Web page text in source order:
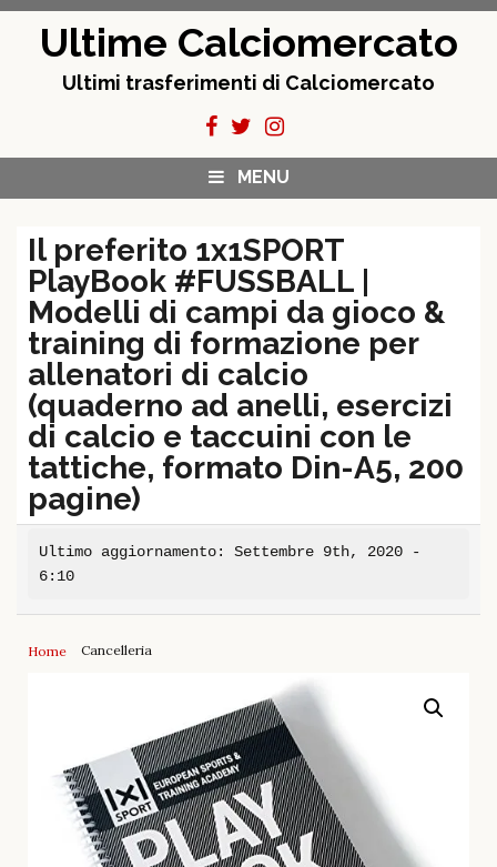
Ultime Calciomercato
Ultimi trasferimenti di Calciomercato
MENU
Il preferito 1x1SPORT
PlayBook #FUSSBALL |
Modelli di campi da gioco &
training di formazione per
allenatori di calcio
(quaderno ad anelli, esercizi
di calcio e taccuini con le
tattiche, formato Din-A5, 200
pagine)
Ultimo aggiornamento: Settembre 9th, 2020 -
6:10
Home Cancelleria